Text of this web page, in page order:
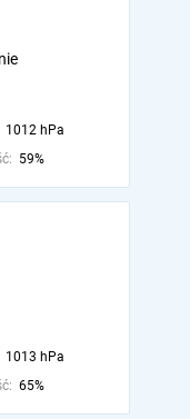
1012 hPa
59%
1013 hPa
65%